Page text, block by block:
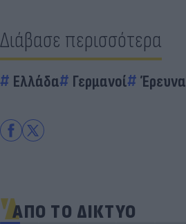
Διάβασε περισσότερα
Ελλάδα Γερμανοί Έρευνα
ΑΠΟ ΤΟ ΔΙΚΤΥΟ